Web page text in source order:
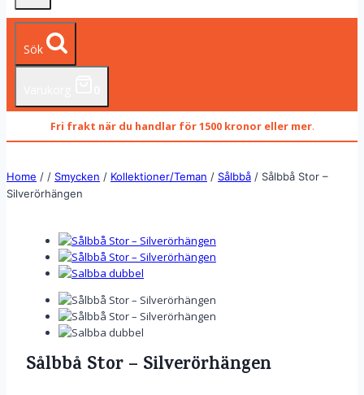
Sök
Fri frakt när du handlar för 1500 kronor eller mer.
Home / / Smycken / Kollektioner/Teman / Sålbbå / Sålbbå Stor –
Silverörhängen
Sålbbå Stor – Silverörhängen